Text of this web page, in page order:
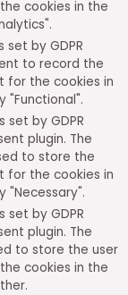
cookies in the
set by GDPR
to record the
for the cookies in
"Functional".
set by GDPR
plugin. The
to store the
for the cookies in
"Necessary".
set by GDPR
plugin. The
to store the user
cookies in the